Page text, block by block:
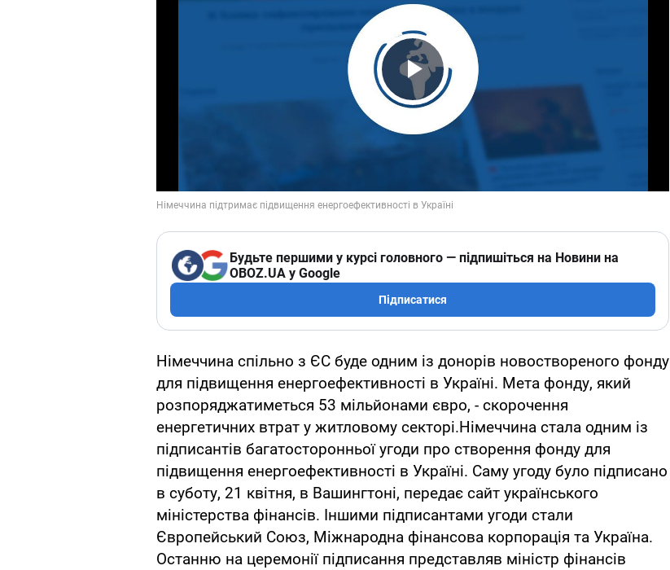
Play Video
Будьте першими у курсі головного — підпишіться на Новини на
OBOZ.UA у Google
Підписатися
Німеччина спільно з ЄС буде одним із донорів новоствореного фонду
для підвищення енергоефективності в Україні. Мета фонду, який
розпоряджатиметься 53 мільйонами євро, - скорочення
енергетичних втрат у житловому секторі.Німеччина стала одним із
підписантів багатосторонньої угоди про створення фонду для
підвищення енергоефективності в Україні. Саму угоду було підписано
в суботу, 21 квітня, в Вашингтоні, передає сайт українського
міністерства фінансів. Іншими підписантами угоди стали
Європейський Союз, Міжнародна фінансова корпорація та Україна.
Останню на церемонії підписання представляв міністр фінансів